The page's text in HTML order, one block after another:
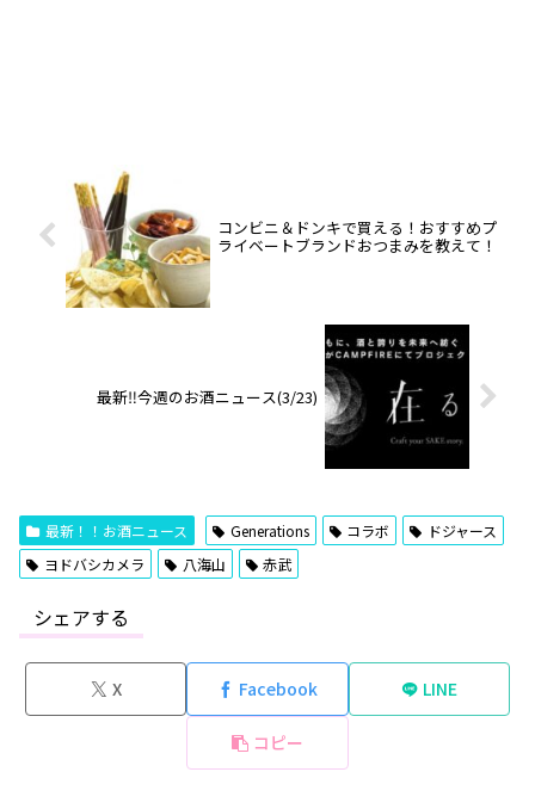
コンビニ＆ドンキで買える！おすすめプ
ライベートブランドおつまみを教えて！
最新‼️今週のお酒ニュース(3/23)
最新！！お酒ニュース Generations コラボ
ドジャース
ヨドバシカメラ
八海山 赤武
シェアする
X Facebook LINE
コピー